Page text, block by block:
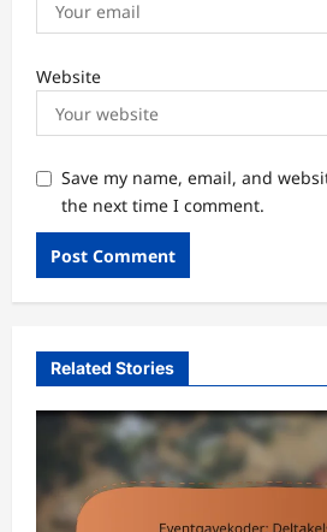
Website
Save my name, email, and
the next time I comment.
Related Stories